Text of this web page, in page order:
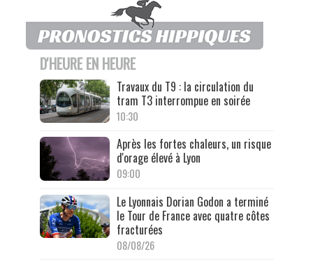
D'HEURE EN HEURE
Travaux du T9 : la circulation du
tram T3 interrompue en soirée
10:30
Après les fortes chaleurs, un risque
d'orage élevé à Lyon
09:00
Le Lyonnais Dorian Godon a terminé
le Tour de France avec quatre côtes
fracturées
08/08/26